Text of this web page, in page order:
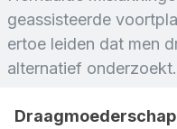
geassisteerde
ertoe leiden dat men
alternatief onderzoekt.